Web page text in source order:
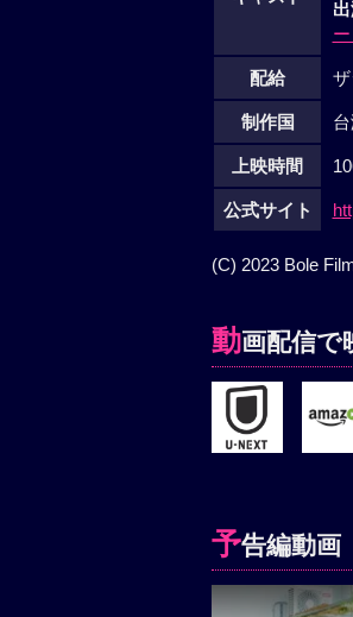
配給
制作国 台
上映時間
公式サイト
(C) 2023 Bole
動画配信で
予告編動画